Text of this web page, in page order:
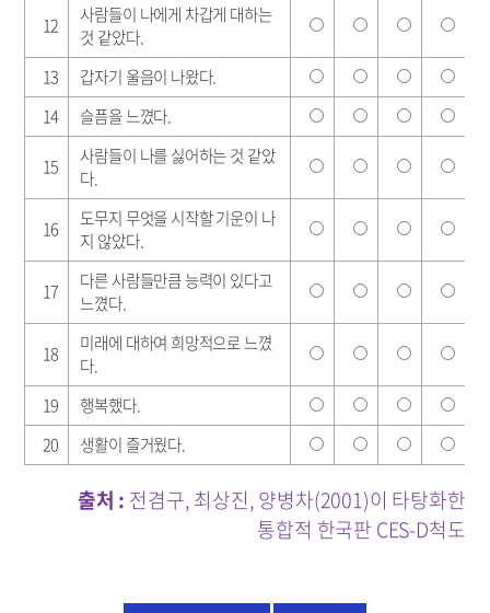
12
사람들이 나에게 차갑게 대하는
것 같았다.
13
갑자기 울음이 나왔다.
14
슬픔을 느꼈다.
15
사람들이 나를 싫어하는 것 같았
다.
16
도무지 무엇을 시작할 기운이 나
지 않았다.
17
다른 사람들만큼 능력이 있다고
느꼈다.
18
미래에 대하여 희망적으로 느꼈
다.
19
행복했다.
20
생활이 즐거웠다.
출처 : 전겸구, 최상진, 양병차(2001)이 타탕화한
통합적 한국판 CES-D척도